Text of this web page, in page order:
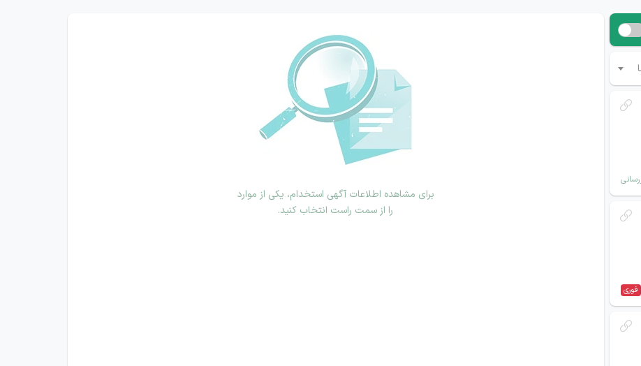
فوری
برای مشاهده اطلاعات آگهی استخدام، یکی از موارد
را از سمت راست انتخاب کنید.